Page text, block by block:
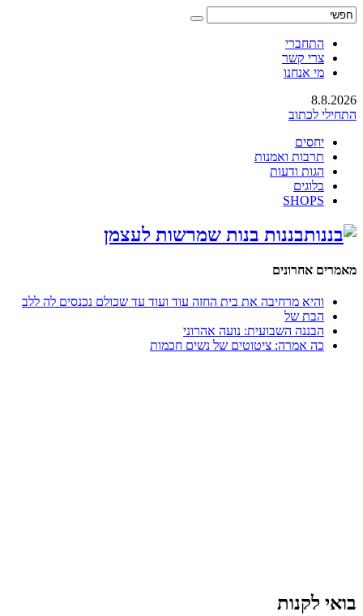
התחברי
צרי קשר
מי אנחנו
8.8.2026
התחילי לכתוב
יחסים
תרבות ואמנות
הגות ודעות
בלוגים
SHOPS
בננות בנות שמרשות לעצמן
מאמרים אחרונים
והיא מרחיבה את בית החזה עוד ועוד עד שכולם נכנסים לה ללב
הבת של
הבננה השבועית: נועה אהרוני
כה אמרה: ציטוטים של נשים חכמות
בואי לקנות